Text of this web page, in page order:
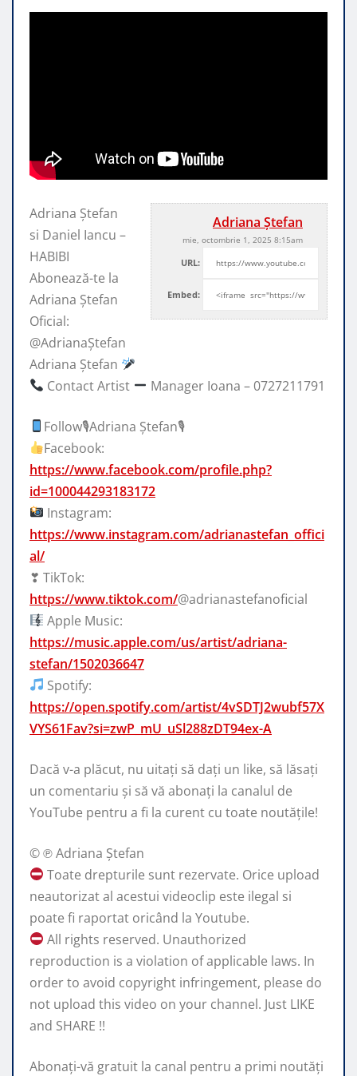
Adriana Ștefan
mie, octombrie 1, 2025 8:15am
URL:
Embed:
Adriana Ștefan
si Daniel Iancu –
HABIBI
Abonează-te la
Adriana Ștefan
Oficial:
@AdrianaȘtefan
Adriana Ștefan
Contact Artist
Manager Ioana– 0727211791
Follow🎙Adriana Ștefan🎙
Facebook:
https://www.facebook.com/profile.php?
id=100044293183172
Instagram:
https://www.instagram.com/adrianastefan_offici
al/
❣ TikTok:
https://www.tiktok.com/@adrianastefanoficial
Apple Music:
https://music.apple.com/us/artist/adriana-
stefan/1502036647
Spotify:
https://open.spotify.com/artist/4vSDTJ2wubf57X
VYS61Fav?si=zwP_mU_uSl288zDT94ex-A
Dacă v-a plăcut, nu uitați să dați un like, să lăsați
un comentariu și să vă abonați la canalul de
YouTube pentru a fi la curent cu toate noutățile!
© ℗ Adriana Ștefan
Toate drepturile sunt rezervate. Orice upload
neautorizat al acestui videoclip este ilegal si
poate fi raportat oricând la Youtube.
All rights reserved. Unauthorized
reproduction is a violation of applicable laws. In
order to avoid copyright infringement, please do
not upload this video on your channel. Just LIKE
and SHARE !!
Abonaţi-vă gratuit la canal pentru a primi noutăţi